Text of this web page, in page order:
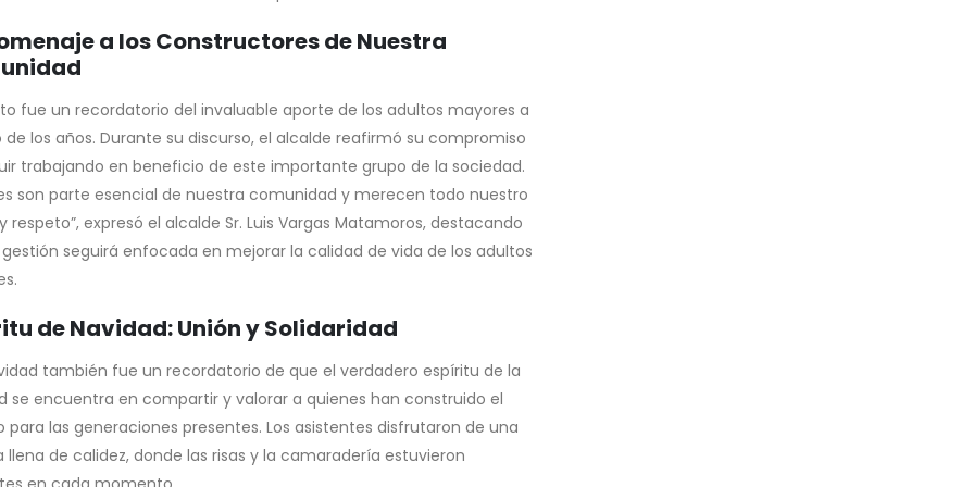
a los Constructores de Nuestra
fue un recordatorio del invaluable aporte de los adultos mayores a
de los años. Durante su discurso, el alcalde reafirmó su compromiso
trabajando en beneficio de este importante grupo de la sociedad.
son parte esencial de nuestra comunidad y merecen todo nuestro
respeto”, expresó el alcalde Sr. Luis Vargas Matamoros, destacando
seguirá enfocada en mejorar la calidad de vida de los adultos
de Navidad: Unión y Solidaridad
también fue un recordatorio de que el verdadero espíritu de la
se encuentra en compartir y valorar a quienes han construido el
para las generaciones presentes. Los asistentes disfrutaron de una
llena de calidez, donde las risas y la camaradería estuvieron